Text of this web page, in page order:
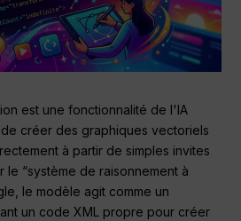
est une fonctionnalité de l'IA
créer des graphiques vectoriels
à partir de simples invites
le “système de raisonnement à
le modèle agit comme un
un code XML propre pour créer